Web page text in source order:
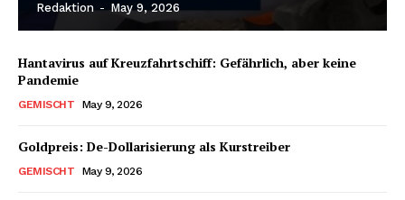
Redaktion - May 9, 2026
Hantavirus auf Kreuzfahrtschiff: Gefährlich, aber keine
Pandemie
GEMISCHT May 9, 2026
Goldpreis: De-Dollarisierung als Kurstreiber
GEMISCHT May 9, 2026